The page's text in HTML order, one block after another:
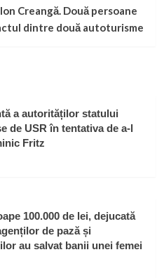
Creangă. Două persoane
dintre două autoturisme
a autorităților statului
de USR în tentativa de a-l
Fritz
100.000 de lei, dejucată
de pază și
au salvat banii unei femei